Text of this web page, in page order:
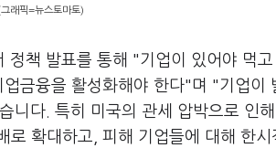
그래픽=뉴스토마토)
책 발표를 통해 "기업이 있어야 먹
금융을 활성화해야 한다"며 "기업이
니다. 특히 미국의 관세 압박으로 인
확대하고, 피해 기업들에 대해 한